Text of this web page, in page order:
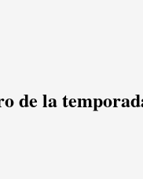
de la